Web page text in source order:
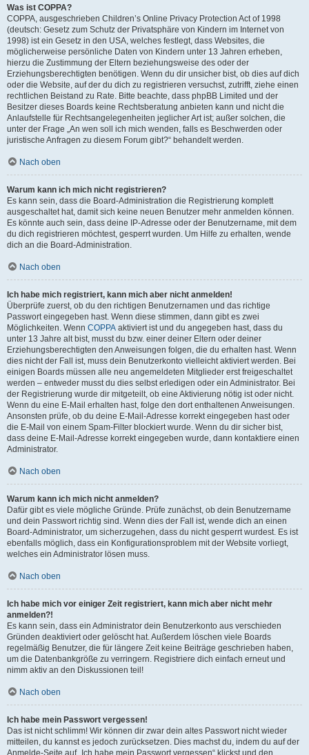
Was ist COPPA?
COPPA, ausgeschrieben Children’s Online Privacy Protection Act of 1998
(deutsch: Gesetz zum Schutz der Privatsphäre von Kindern im Internet von
1998) ist ein Gesetz in den USA, welches festlegt, dass Websites, die
möglicherweise persönliche Daten von Kindern unter 13 Jahren erheben,
hierzu die Zustimmung der Eltern beziehungsweise des oder der
Erziehungsberechtigten benötigen. Wenn du dir unsicher bist, ob dies auf dich
oder die Website, auf der du dich zu registrieren versuchst, zutrifft, ziehe einen
rechtlichen Beistand zu Rate. Bitte beachte, dass phpBB Limited und der
Besitzer dieses Boards keine Rechtsberatung anbieten kann und nicht die
Anlaufstelle für Rechtsangelegenheiten jeglicher Art ist; außer solchen, die
unter der Frage „An wen soll ich mich wenden, falls es Beschwerden oder
juristische Anfragen zu diesem Forum gibt?“ behandelt werden.
Nach oben
Warum kann ich mich nicht registrieren?
Es kann sein, dass die Board-Administration die Registrierung komplett
ausgeschaltet hat, damit sich keine neuen Benutzer mehr anmelden können.
Es könnte auch sein, dass deine IP-Adresse oder der Benutzername, mit dem
du dich registrieren möchtest, gesperrt wurden. Um Hilfe zu erhalten, wende
dich an die Board-Administration.
Nach oben
Ich habe mich registriert, kann mich aber nicht anmelden!
Überprüfe zuerst, ob du den richtigen Benutzernamen und das richtige
Passwort eingegeben hast. Wenn diese stimmen, dann gibt es zwei
Möglichkeiten. Wenn COPPA aktiviert ist und du angegeben hast, dass du
unter 13 Jahre alt bist, musst du bzw. einer deiner Eltern oder deiner
Erziehungsberechtigten den Anweisungen folgen, die du erhalten hast. Wenn
dies nicht der Fall ist, muss dein Benutzerkonto vielleicht aktiviert werden. Bei
einigen Boards müssen alle neu angemeldeten Mitglieder erst freigeschaltet
werden – entweder musst du dies selbst erledigen oder ein Administrator. Bei
der Registrierung wurde dir mitgeteilt, ob eine Aktivierung nötig ist oder nicht.
Wenn du eine E-Mail erhalten hast, folge den dort enthaltenen Anweisungen.
Ansonsten prüfe, ob du deine E-Mail-Adresse korrekt eingegeben hast oder
die E-Mail von einem Spam-Filter blockiert wurde. Wenn du dir sicher bist,
dass deine E-Mail-Adresse korrekt eingegeben wurde, dann kontaktiere einen
Administrator.
Nach oben
Warum kann ich mich nicht anmelden?
Dafür gibt es viele mögliche Gründe. Prüfe zunächst, ob dein Benutzername
und dein Passwort richtig sind. Wenn dies der Fall ist, wende dich an einen
Board-Administrator, um sicherzugehen, dass du nicht gesperrt wurdest. Es ist
ebenfalls möglich, dass ein Konfigurationsproblem mit der Website vorliegt,
welches ein Administrator lösen muss.
Nach oben
Ich habe mich vor einiger Zeit registriert, kann mich aber nicht mehr
anmelden?!
Es kann sein, dass ein Administrator dein Benutzerkonto aus verschieden
Gründen deaktiviert oder gelöscht hat. Außerdem löschen viele Boards
regelmäßig Benutzer, die für längere Zeit keine Beiträge geschrieben haben,
um die Datenbankgröße zu verringern. Registriere dich einfach erneut und
nimm aktiv an den Diskussionen teil!
Nach oben
Ich habe mein Passwort vergessen!
Das ist nicht schlimm! Wir können dir zwar dein altes Passwort nicht wieder
mitteilen, du kannst es jedoch zurücksetzen. Dies machst du, indem du auf der
Anmelde-Seite auf „Ich habe mein Passwort vergessen“ klickst und den